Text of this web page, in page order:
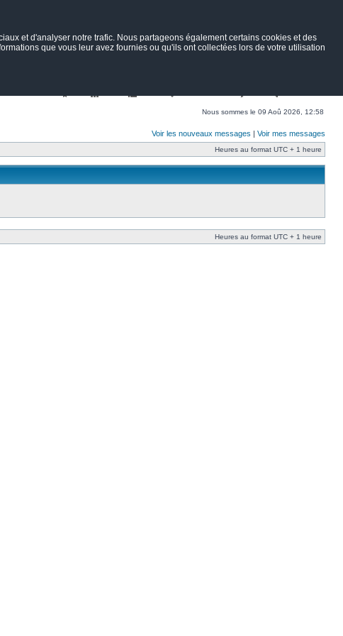
et d'analyser notre trafic. Nous partageons également certains cookies et des
que vous leur avez fournies ou qu'ils ont collectées lors de votre utilisation
Nous sommes le 09 Aoû 2026, 12:58
Voir les nouveaux messages | Voir mes messages
Heures au format UTC + 1 heure
Heures au format UTC + 1 heure